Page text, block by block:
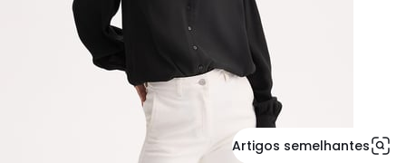
Artigos semelhantes